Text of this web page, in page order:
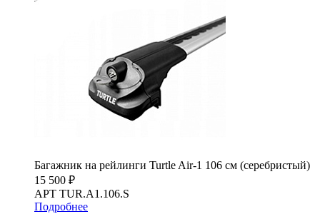
Багажник на рейлинги Turtle Air-1 106 см (серебристый)
15 500 ₽
АРТ TUR.A1.106.S
Подробнее